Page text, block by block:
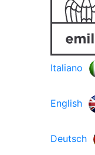
Italiano
English
Deutsch